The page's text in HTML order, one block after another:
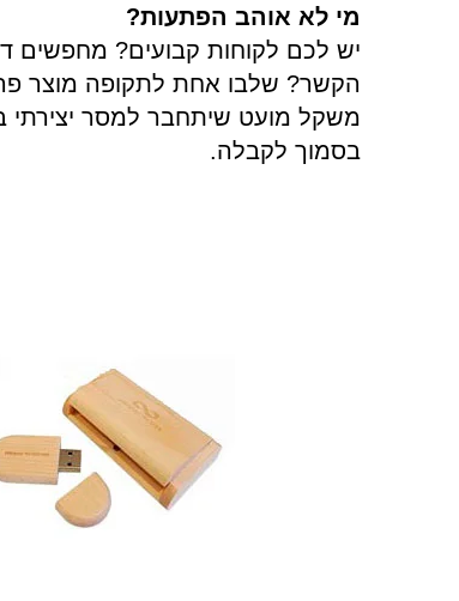
מי לא אוהב הפתעות?
יש לכם לקוחות קבועים? מחפשים
הקשר? שלבו אחת לתקופה מוצר
משקל מועט שיתחבר למסר יצירתי
בסמוך לקבלה.